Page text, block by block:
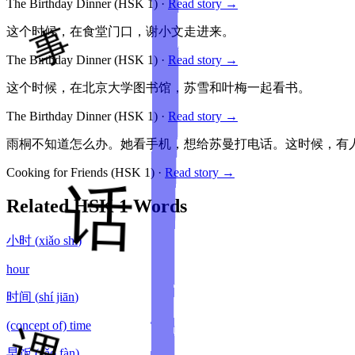
The Birthday Dinner(HSK 1) · Read story →
这个时候，在食堂门口，谢小文走进来。
The Birthday Dinner(HSK 1) · Read story →
这个时候，在北京大学图书馆，苏雪和叶梅一起看书。
The Birthday Dinner(HSK 1) · Read story →
雨桐不知道怎么办。她看手机，想给苏曼打电话。这时候，有
Cooking for Friends (HSK 1) · Read story →
Related HSK1Words
小时 (xiǎo shí)
hour
时间 (shí jiān)
(concept of) time